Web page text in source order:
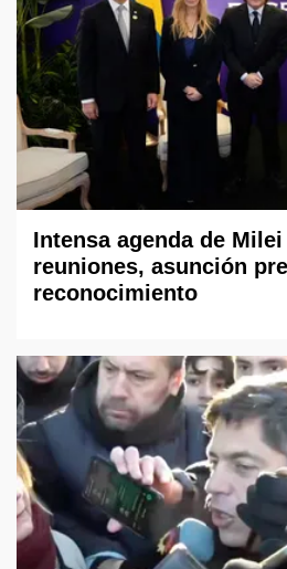
Intensa agenda de
reuniones, asunción
reconocimiento